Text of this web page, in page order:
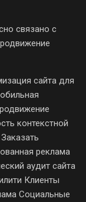
связано с
сайта для
контекстной
реклама
аудит сайта
Клиенты
Социальные